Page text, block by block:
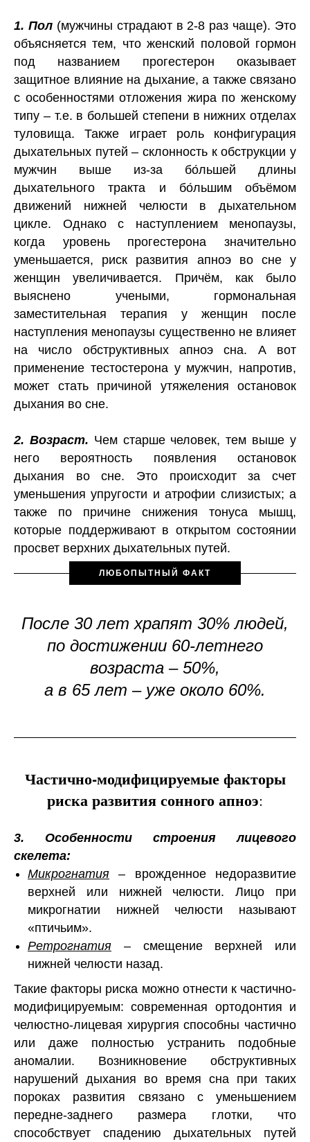
1. Пол (мужчины страдают в 2-8 раз чаще). Это
объясняется тем, что женский половой гормон
под названием прогестерон оказывает
защитное влияние на дыхание, а также связано
с особенностями отложения жира по женскому
типу – т.е. в большей степени в нижних отделах
туловища. Также играет роль конфигурация
дыхательных путей – склонность к обструкции у
мужчин выше из-за бо́льшей длины
дыхательного тракта и бо́льшимобъёмом
движений нижней челюсти в дыхательном
цикле. Однако с наступлением менопаузы,
когда уровень прогестерона значительно
уменьшается, риск развития апноэ во сне у
женщин увеличивается. Причём, как было
выяснено учеными, гормональная
заместительная терапия у женщин после
наступления менопаузы существенно не влияет
на число обструктивных апноэ сна. А вот
применение тестостерона у мужчин, напротив,
может стать причиной утяжеления остановок
дыхания во сне.
2. Возраст. Чем старше человек, тем выше у
него вероятность появления остановок
дыхания во сне. Это происходит за счет
уменьшения упругости и атрофии слизистых; а
также по причине снижения тонуса мышц,
которые поддерживают в открытом состоянии
просвет верхних дыхательных путей.
ЛЮБОПЫТНЫЙ ФАКТ
После 30 лет храпят 30% людей,
по достижении 60-летнего
возраста – 50%,
а в 65 лет – уже около 60%.
Частично-модифицируемые факторы
риска развития сонного апноэ:
3. Особенности строения лицевого
скелета:
Микрогнатия – врожденное недоразвитие
верхней или нижней челюсти. Лицо при
микрогнатии нижней челюсти называют
«птичьим».
Ретрогнатия – смещение верхней или
нижней челюсти назад.
Такие факторы риска можно отнести к частично-
модифицируемым: современная ортодонтия и
челюстно-лицевая хирургия способны частично
или даже полностью устранить подобные
аномалии. Возникновение обструктивных
нарушений дыхания во время сна при таких
пороках развития связано с уменьшением
передне-заднего размера глотки, что
способствует спадению дыхательных путей